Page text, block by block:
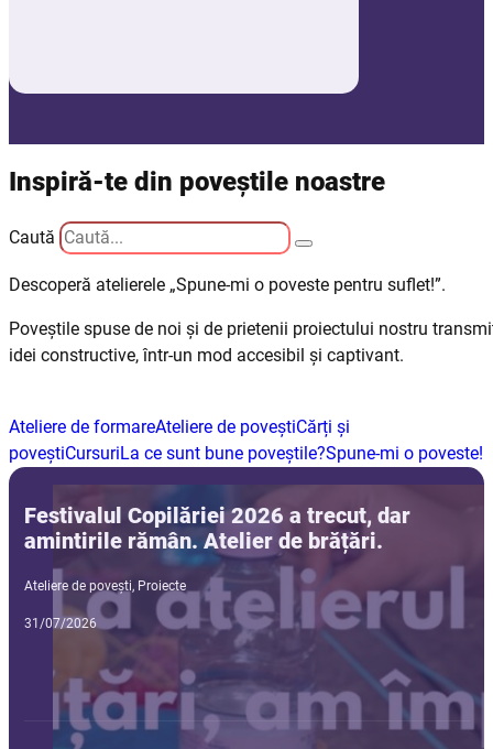
Inspiră-te din poveștile noastre
Caută
Descoperă atelierele „Spune-mi o poveste pentru suflet!”.
Poveștile spuse de noi și de prietenii proiectului nostru
idei constructive, într-un mod accesibil și captivant.
Ateliere de formareAteliere de poveștiCărți și
poveștiCursuriLa ce sunt bune poveștile?Spune-mi o poveste!
Festivalul Copilăriei 2026 a trecut, dar
amintirile rămân. Atelier de brățări.
Ateliere de povești, Proiecte
31/07/2026